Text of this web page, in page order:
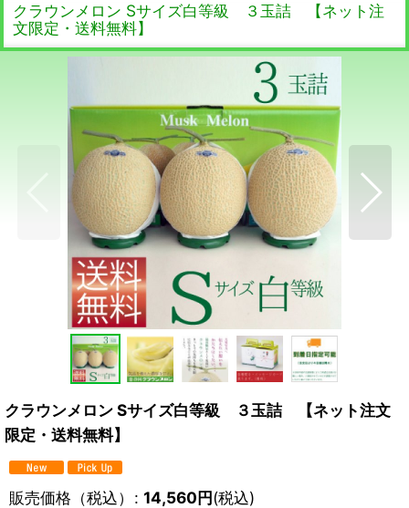
クラウンメロン Sサイズ白等級 ３玉詰 【ネット注
文限定・送料無料】
クラウンメロン Sサイズ白等級 ３玉詰 【ネット注文
限定・送料無料】
販売価格（税込） : 14,560円(税込)